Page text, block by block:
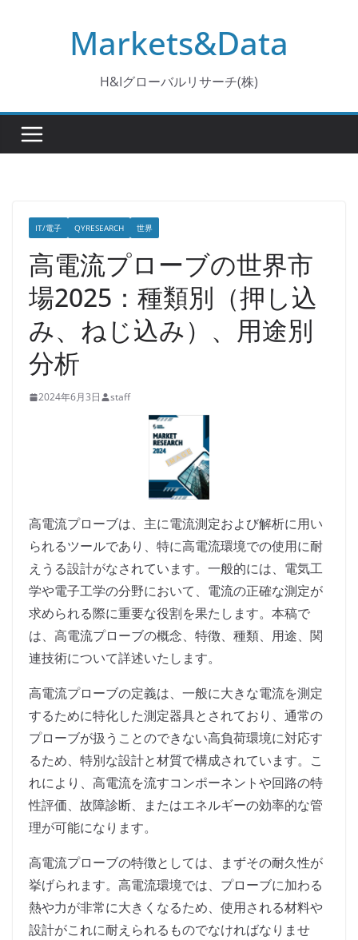
Markets&Data
H&Iグローバルリサーチ(株)
IT/電子 QYRESEARCH 世界
高電流プローブの世界市
場2025：種類別（押し込
み、ねじ込み）、用途別
分析
2024年6月3日 staff
高電流プローブは、主に電流測定および解析に用い
られるツールであり、特に高電流環境での使用に耐
えうる設計がなされています。一般的には、電気工
学や電子工学の分野において、電流の正確な測定が
求められる際に重要な役割を果たします。本稿で
は、高電流プローブの概念、特徴、種類、用途、関
連技術について詳述いたします。
高電流プローブの定義は、一般に大きな電流を測定
するために特化した測定器具とされており、通常の
プローブが扱うことのできない高負荷環境に対応す
るため、特別な設計と材質で構成されています。こ
れにより、高電流を流すコンポーネントや回路の特
性評価、故障診断、またはエネルギーの効率的な管
理が可能になります。
高電流プローブの特徴としては、まずその耐久性が
挙げられます。高電流環境では、プローブに加わる
熱や力が非常に大きくなるため、使用される材料や
設計がこれに耐えられるものでなければなりませ